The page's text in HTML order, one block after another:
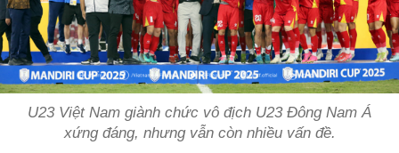
U23 Việt Nam giành chức vô địch U23 Đông Nam Á
xứng đáng, nhưng vẫn còn nhiều vấn đề.